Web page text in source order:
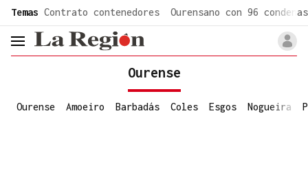
Temas Contrato contenedores Ourensano con 96 condenas
header.menu.open
Ourense
Ourense Amoeiro Barbadás Coles Esgos Nogueira